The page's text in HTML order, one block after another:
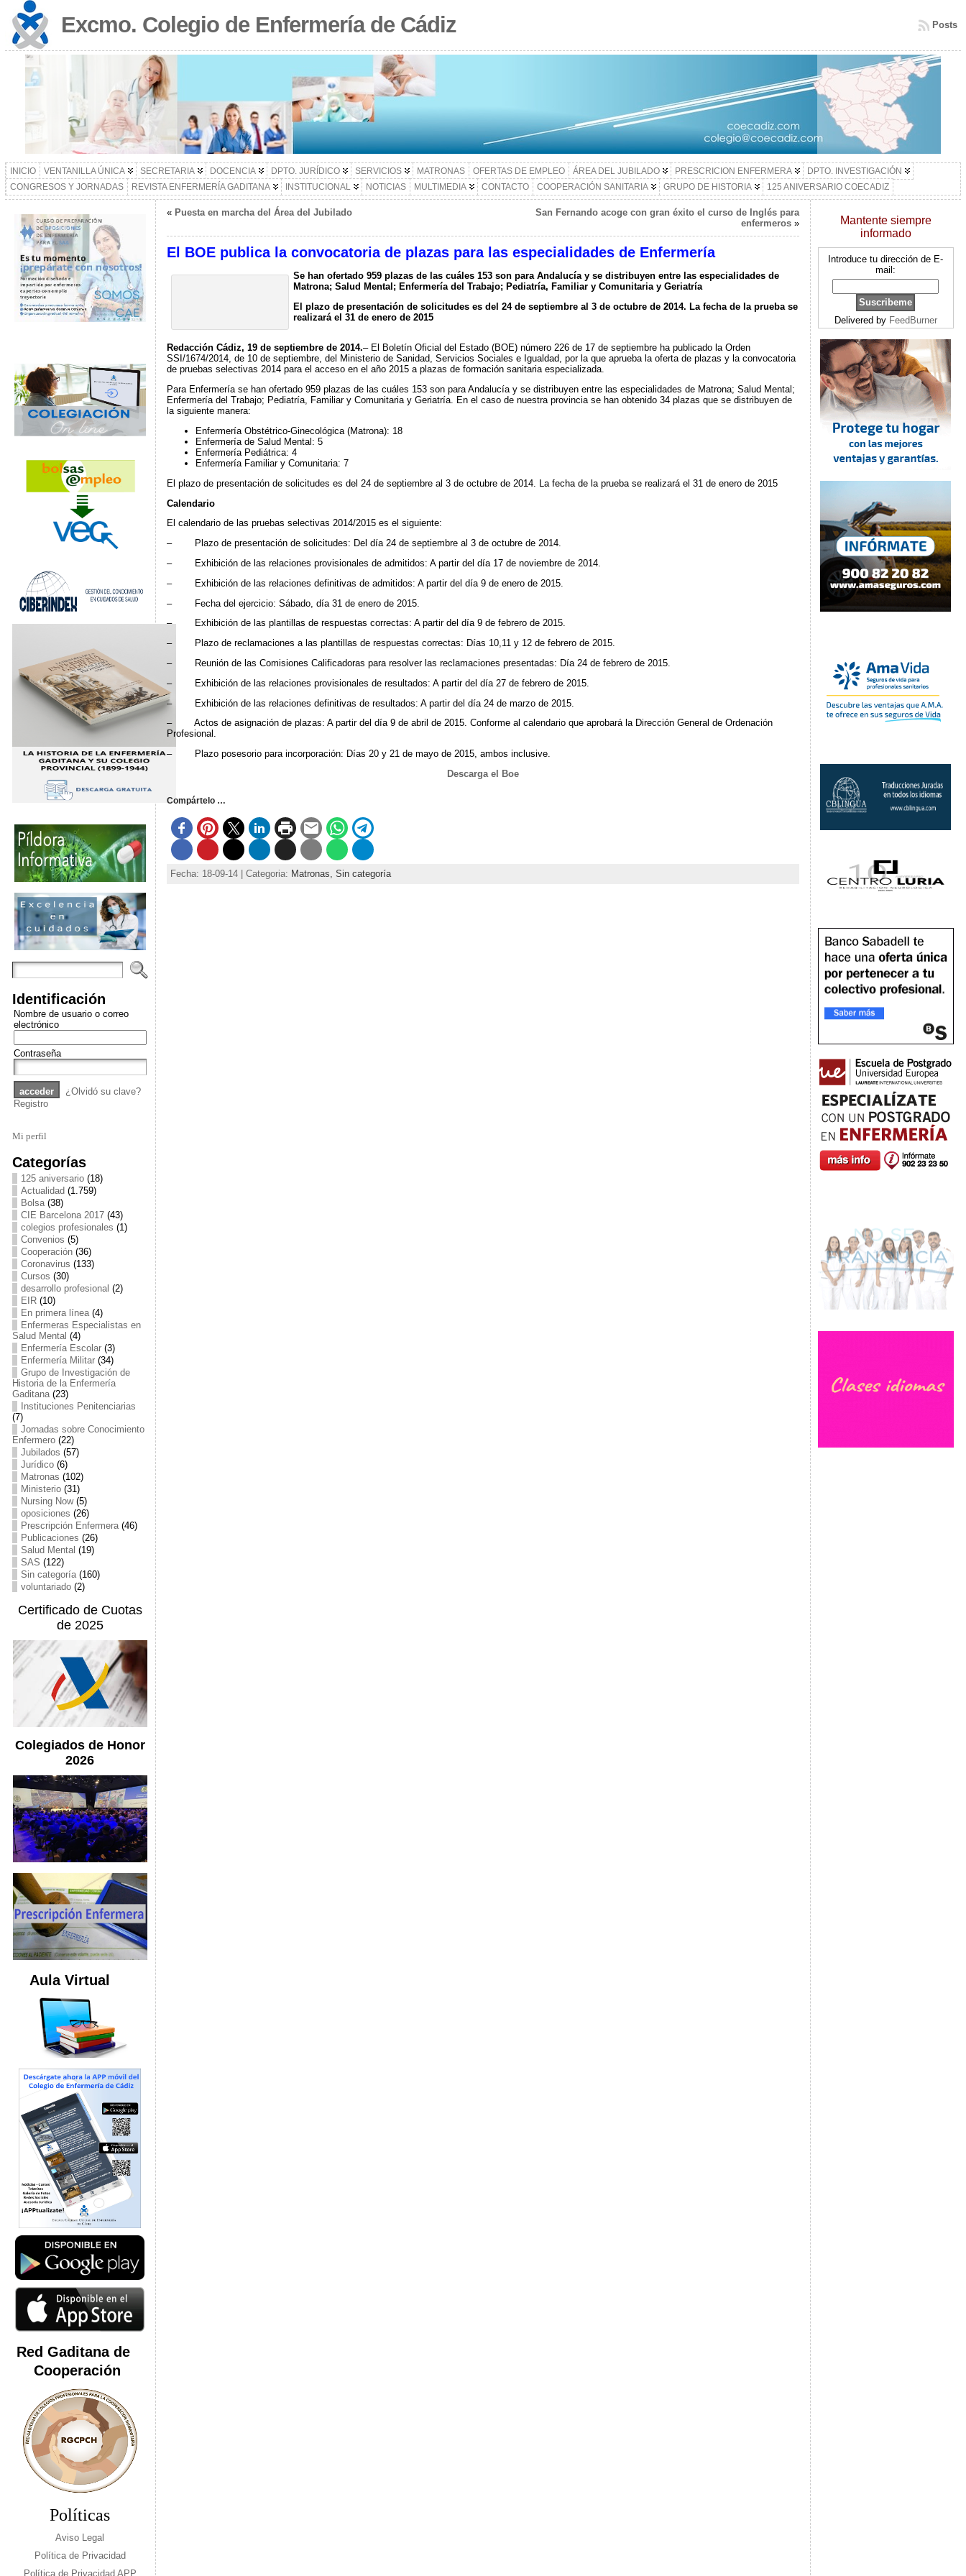
Excmo. Colegio de Enfermería de Cádiz Posts
INICIO VENTANILLA ÚNICA SECRETARIA DOCENCIA DPTO. JURÍDICO SERVICIOS MATRONAS OFERTAS DE EMPLEO ÁREA DEL JUBILADO PRESCRICION ENFERMERA
DPTO. INVESTIGACIÓN
CONGRESOS Y JORNADAS
REVISTA ENFERMERÍA GADITANA INSTITUCIONAL NOTICIAS MULTIMEDIA CONTACTO COOPERACIÓN SANITARIA GRUPO DE HISTORIA 125 ANIVERSARIO COECADIZ
Identificación
Nombre de usuario o correo
electrónico
Contraseña
¿Olvidó su clave?
Registro
Mi perfil
Categorías
125 aniversario(18)
Actualidad (1.759)
Bolsa(38)
CIE Barcelona 2017(43)
colegios profesionales (1)
Convenios (5)
Cooperación(36)
Coronavirus (133)
Cursos (30)
desarrollo profesional (2)
EIR(10)
En primera línea(4)
Enfermeras Especialistas en
Salud Mental (4)
Enfermería Escolar(3)
Enfermería Militar(34)
Grupo de Investigación de
Historia de la Enfermería
Gaditana(23)
Instituciones Penitenciarias
(7)
Jornadas sobre Conocimiento
Enfermero(22)
Jubilados (57)
Jurídico(6)
Matronas (102)
Ministerio(31)
Nursing Now(5)
oposiciones (26)
Prescripción Enfermera(46)
Publicaciones (26)
Salud Mental (19)
SAS (122)
Sin categoría(160)
voluntariado(2)
Certificado de Cuotas
de 2025
Colegiados de Honor
2026
Aula Virtual
Red Gaditana de
Cooperación
Políticas
Aviso Legal
Política de Privacidad
Política de Privacidad APP
« Puesta en marcha del Área del Jubilado
San Fernando acoge con gran éxito el curso de Inglés para
enfermeros»
El BOE publica la convocatoria de plazas para las especialidades de Enfermería
Se han ofertado 959 plazas de las cuáles 153 son para Andalucía y se distribuyen entre las especialidades de
Matrona; Salud Mental; Enfermería del Trabajo; Pediatría, Familiar y Comunitaria y Geriatría
El plazo de presentación de solicitudes es del 24 de septiembre al 3 de octubre de 2014. La fecha de la prueba se
realizará el 31 de enero de 2015
Redacción Cádiz, 19 de septiembre de 2014.– El Boletín Oficial del Estado (BOE) número 226 de 17 de septiembre ha publicado la Orden
SSI/1674/2014, de 10 de septiembre, del Ministerio de Sanidad, Servicios Sociales e Igualdad, por la que aprueba la oferta de plazas y la convocatoria
de pruebas selectivas 2014 para el acceso en el año 2015 a plazas de formación sanitaria especializada.
Para Enfermería se han ofertado 959 plazas de las cuáles 153 son para Andalucía y se distribuyen entre las especialidades de Matrona; Salud Mental;
Enfermería del Trabajo; Pediatría, Familiar y Comunitaria y Geriatría. En el caso de nuestra provincia se han obtenido 34 plazas que se distribuyen de
la siguiente manera:
Enfermería Obstétrico-Ginecológica (Matrona): 18
Enfermería de Salud Mental: 5
Enfermería Pediátrica: 4
Enfermería Familiar y Comunitaria: 7
El plazo de presentación de solicitudes es del 24 de septiembre al 3 de octubre de 2014. La fecha de la prueba se realizará el 31 de enero de 2015
Calendario
El calendario de las pruebas selectivas 2014/2015 es el siguiente:
– Plazo de presentación de solicitudes: Del día 24 de septiembre al 3 de octubre de 2014.
– Exhibición de las relaciones provisionales de admitidos: A partir del día 17 de noviembre de 2014.
– Exhibición de las relaciones definitivas de admitidos: A partir del día 9 de enero de 2015.
– Fecha del ejercicio: Sábado, día 31 de enero de 2015.
– Exhibición de las plantillas de respuestas correctas: A partir del día 9 de febrero de 2015.
– Plazo de reclamaciones a las plantillas de respuestas correctas: Días 10,11 y 12 de febrero de 2015.
– Reunión de las Comisiones Calificadoras para resolver las reclamaciones presentadas: Día 24 de febrero de 2015.
– Exhibición de las relaciones provisionales de resultados: A partir del día 27 de febrero de 2015.
– Exhibición de las relaciones definitivas de resultados: A partir del día 24 de marzo de 2015.
– Actos de asignación de plazas: A partir del día 9 de abril de 2015. Conforme al calendario que aprobará la Dirección General de Ordenación
Profesional.
– Plazo posesorio para incorporación: Días 20 y 21 de mayo de 2015, ambos inclusive.
Descarga el Boe
Compártelo …
Fecha: 18-09-14 | Categoria: Matronas, Sin categoría
Mantente siempre
informado
Introduce tu dirección de E-
mail:
Delivered by FeedBurner